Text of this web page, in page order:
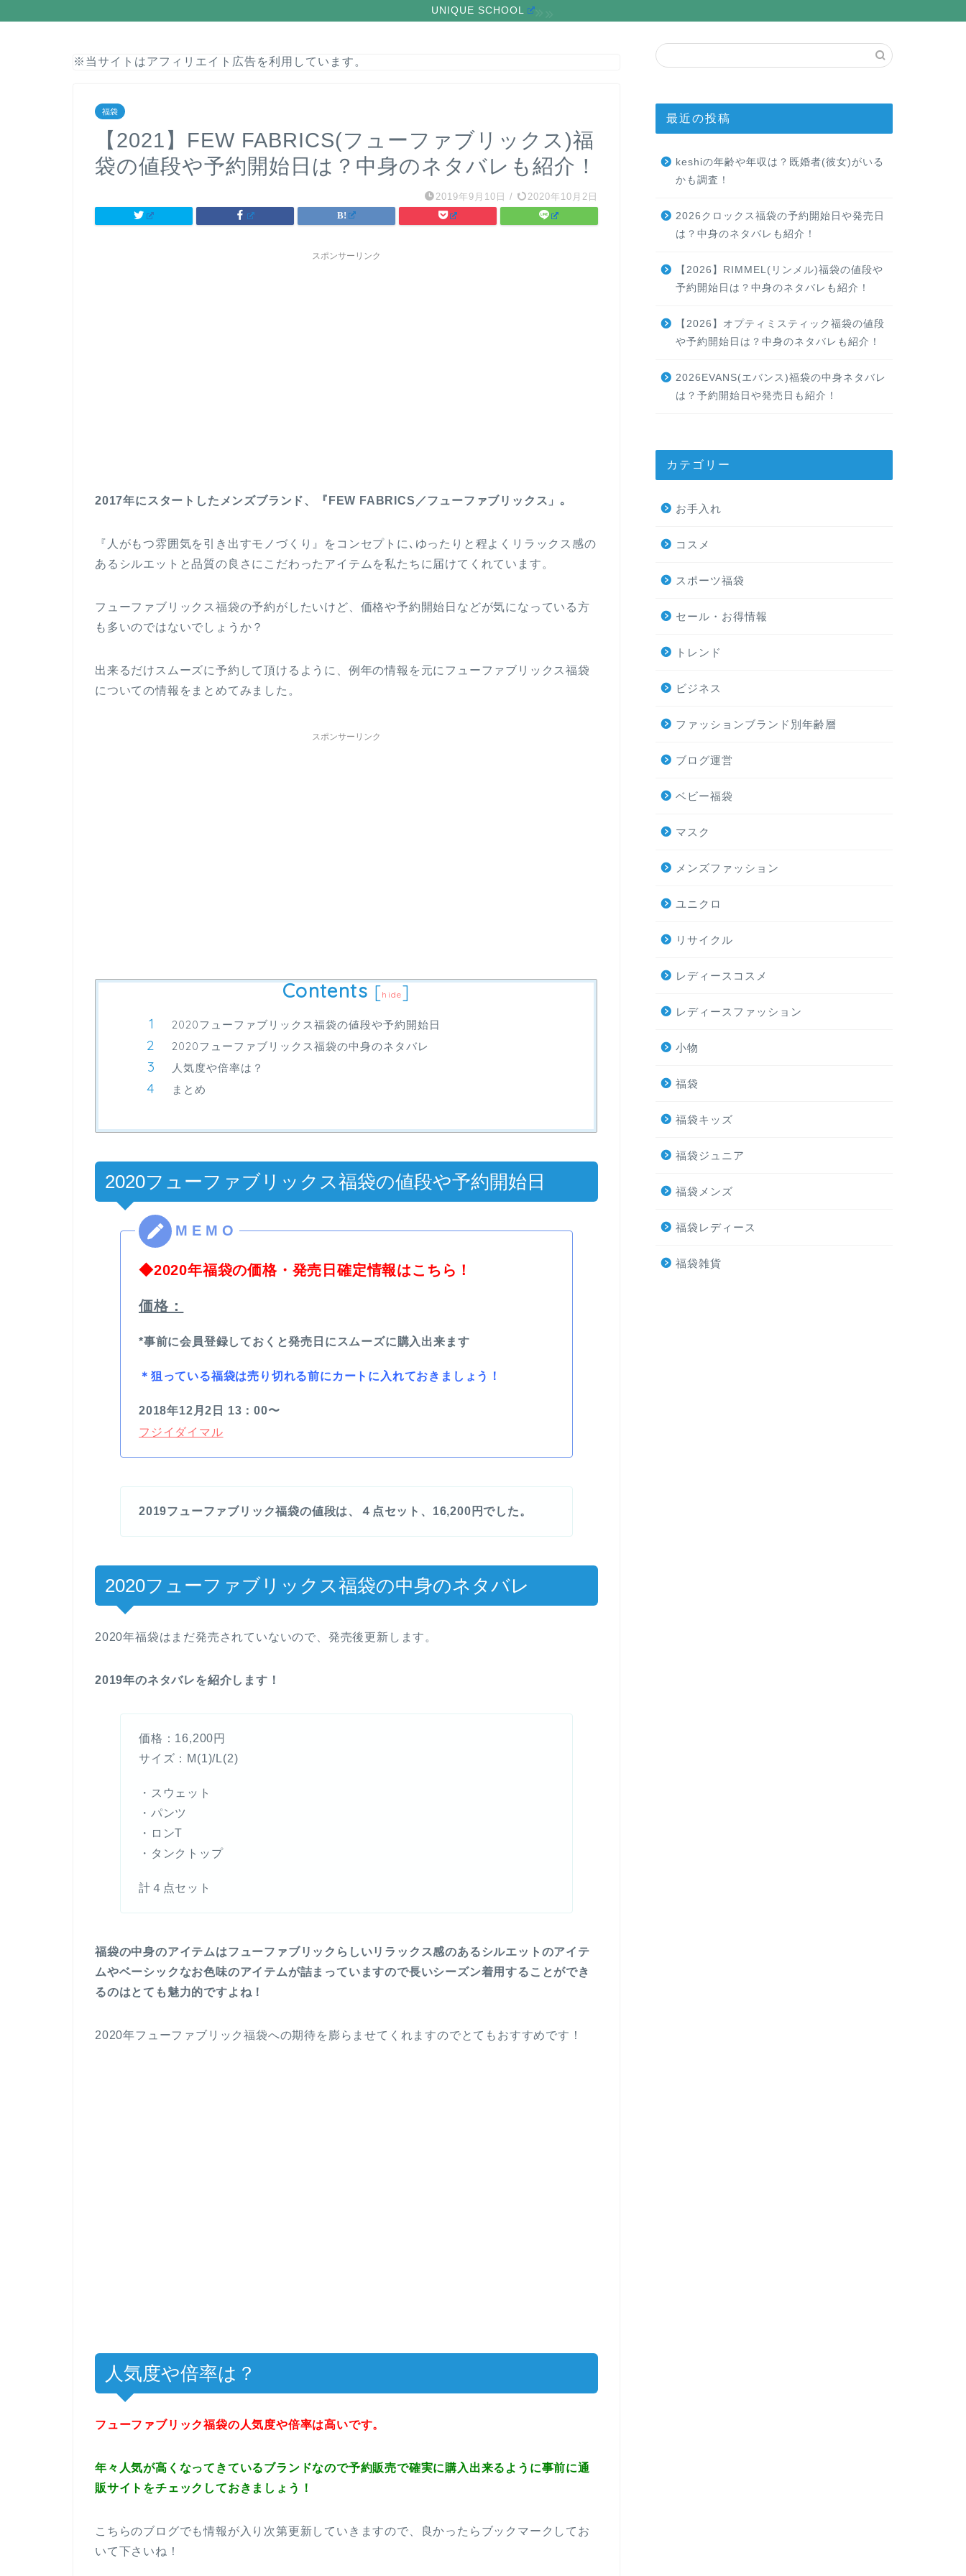
UNIQUE SCHOOL
※当サイトはアフィリエイト広告を利用しています。
福袋
【2021】FEW FABRICS(フューファブリックス)福
袋の値段や予約開始日は？中身のネタバレも紹介！
2019年9月10日 / 2020年10月2日
スポンサーリンク
2017年にスタートしたメンズブランド、『FEW FABRICS／フューファブリックス」｡
『人がもつ雰囲気を引き出すモノづくり』をコンセプトに､ゆったりと程よくリラックス感の
あるシルエットと品質の良さにこだわったアイテムを私たちに届けてくれています。
フューファブリックス福袋の予約がしたいけど、価格や予約開始日などが気になっている方
も多いのではないでしょうか？
出来るだけスムーズに予約して頂けるように、例年の情報を元にフューファブリックス福袋
についての情報をまとめてみました。
スポンサーリンク
Contents [hide]
2020フューファブリックス福袋の値段や予約開始日
2020フューファブリックス福袋の中身のネタバレ
人気度や倍率は？
まとめ
2020フューファブリックス福袋の値段や予約開始日
◆2020年福袋の価格・発売日確定情報はこちら！
価格：
*事前に会員登録しておくと発売日にスムーズに購入出来ます
＊ 狙っている福袋は売り切れる前にカートに入れておきましょう！
2018年12月2日 13：00〜
フジイダイマル
2019フューファブリック福袋の値段は、４点セット、16,200円でした。
2020フューファブリックス福袋の中身のネタバレ
2020年福袋はまだ発売されていないので、発売後更新します。
2019年のネタバレを紹介します！
価格：16,200円
サイズ：M(1)/L(2)
・スウェット
・パンツ
・ロンT
・タンクトップ
計４点セット
福袋の中身のアイテムはフューファブリックらしいリラックス感のあるシルエットのアイテ
ムやベーシックなお色味のアイテムが詰まっていますので長いシーズン着用することができ
るのはとても魅力的ですよね！
2020年フューファブリック福袋への期待を膨らませてくれますのでとてもおすすめです！
人気度や倍率は？
フューファブリック福袋の人気度や倍率は高いです。
年々人気が高くなってきているブランドなので予約販売で確実に購入出来るように事前に通
販サイトをチェックしておきましょう！
こちらのブログでも情報が入り次第更新していきますので、良かったらブックマークしてお
いて下さいね！
最近の投稿
keshiの年齢や年収は？既婚者(彼女)がいる
かも調査！
2026クロックス福袋の予約開始日や発売日
は？中身のネタバレも紹介！
【2026】RIMMEL(リンメル)福袋の値段や
予約開始日は？中身のネタバレも紹介！
【2026】オプティミスティック福袋の値段
や予約開始日は？中身のネタバレも紹介！
2026EVANS(エバンス)福袋の中身ネタバレ
は？予約開始日や発売日も紹介！
カテゴリー
お手入れ
コスメ
スポーツ福袋
セール・お得情報
トレンド
ビジネス
ファッションブランド別年齢層
ブログ運営
ベビー福袋
マスク
メンズファッション
ユニクロ
リサイクル
レディースコスメ
レディースファッション
小物
福袋
福袋キッズ
福袋ジュニア
福袋メンズ
福袋レディース
福袋雑貨